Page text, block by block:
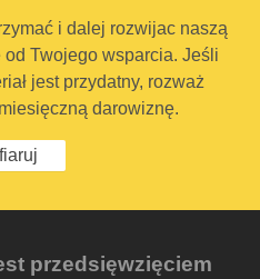
i dalej rozwijac naszą
od Twojego wsparcia. Jeśli
jest przydatny, rozważ
darowiznę.
przedsięwzięciem